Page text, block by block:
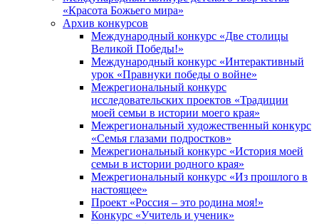
«Красота Божьего мира»
Архив конкурсов
Международный конкурс «Две столицы
Великой Победы!»
Международный конкурс «Интерактивный
урок «Правнуки победы о войне»
Межрегиональный конкурс
исследовательских проектов «Традиции
моей семьи в истории моего края»
Межрегиональный художественный конкурс
«Семья глазами подростков»
Межрегиональный конкурс «История моей
семьи в истории родного края»
Межрегиональный конкурс «Из прошлого в
настоящее»
Проект «Россия – это родина моя!»
Конкурс «Учитель и ученик»